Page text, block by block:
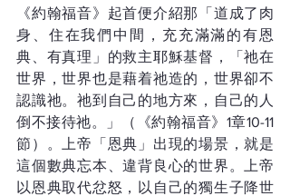
《約翰福音》起首便介紹那「道成了肉
身、住在我們中間，充充滿滿的有恩
典、有真理」的救主耶穌基督，「祂在
世界，世界也是藉着祂造的，世界卻不
認識祂。祂到自己的地方來，自己的人
倒不接待祂。」（《約翰福音》1章10-11
節）。上帝「恩典」出現的場景，就是
這個數典忘本、違背良心的世界。上帝
以恩典取代忿怒，以自己的獨生子降世